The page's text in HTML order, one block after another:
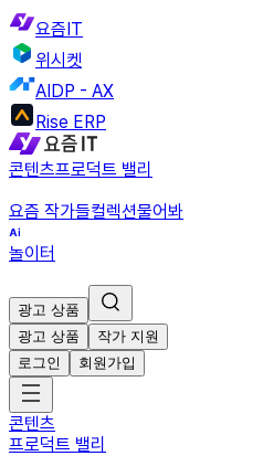
요즘IT
위시켓
AIDP - AX
Rise ERP
콘텐츠프로덕트 밸리
요즘 작가들컬렉션물어봐
놀이터
광고 상품
광고 상품
작가 지원
로그인
회원가입
콘텐츠
프로덕트 밸리